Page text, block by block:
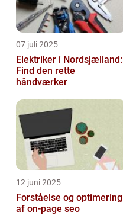
07 juli 2025
Elektriker i Nordsjælland:
Find den rette
håndværker
12 juni 2025
Forståelse og optimering
af on-page seo